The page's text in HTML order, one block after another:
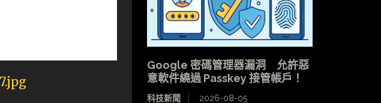
Google 密碼管理器漏洞 允許惡
意軟件繞過 Passkey 接管帳戶！
科技新聞 2026-08-05